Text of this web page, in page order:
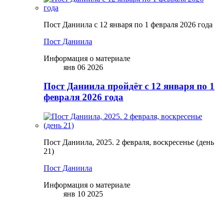
Пост Даниила с 12 января по 1 февраля 2026 года
Пост Даниила
Информация о материале
янв 06 2026
Пост Даниила пройдёт с 12 января по 1
февраля 2026 года
Пост Даниила, 2025. 2 февраля, воскресенье (день
21)
Пост Даниила
Информация о материале
янв 10 2025